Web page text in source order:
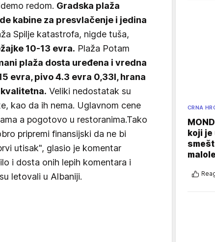
redom. Gradska plaža
kabine za presvlačenje i jedina
Spilje katastrofa, nigde tuša,
10-13 evra. Plaža Potam
plaža dosta uređena i vredna
evra, pivo 4.3 evra 0,33l, hrana
Veliki nedostatak su
kao da ih nema. Uglavnom cene
a pogotovo u restoranima.Tako
pripremi finansijski da ne bi
utisak", glasio je komentar
i dosta onih lepih komentara i
letovali u Albaniji.
CRNA
koji je